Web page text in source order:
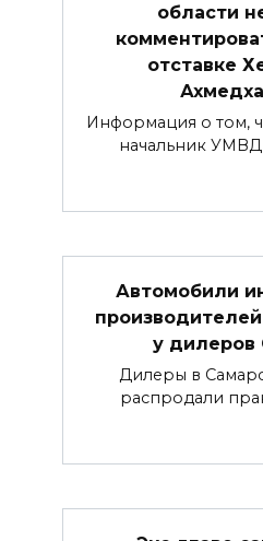
области
отставке
Информация о том,
начальник УМВД
Автомобили
у дилеров
Дилеры в
распродали